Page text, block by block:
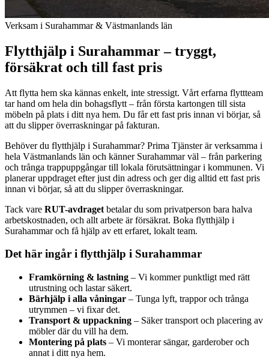
Verksam i Surahammar & Västmanlands län
Flytthjälp i Surahammar – tryggt,
försäkrat och till fast pris
Att flytta hem ska kännas enkelt, inte stressigt. Vårt erfarna flyttteam
tar hand om hela din bohagsflytt – från första kartongen till sista
möbeln på plats i ditt nya hem. Du får ett fast pris innan vi börjar, så
att du slipper överraskningar på fakturan.
Behöver du flytthjälp i Surahammar? Prima Tjänster är verksamma i
hela Västmanlands län och känner Surahammar väl – från parkering
och trånga trappuppgångar till lokala förutsättningar i kommunen. Vi
planerar uppdraget efter just din adress och ger dig alltid ett fast pris
innan vi börjar, så att du slipper överraskningar.
Tack vare RUT-avdraget betalar du som privatperson bara halva
arbetskostnaden, och allt arbete är försäkrat. Boka flytthjälp i
Surahammar och få hjälp av ett erfaret, lokalt team.
Det här ingår i flytthjälp i Surahammar
Framkörning & lastning – Vi kommer punktligt med rätt
utrustning och lastar säkert.
Bärhjälp i alla våningar – Tunga lyft, trappor och trånga
utrymmen – vi fixar det.
Transport & uppackning – Säker transport och placering av
möbler där du vill ha dem.
Montering på plats – Vi monterar sängar, garderober och
annat i ditt nya hem.